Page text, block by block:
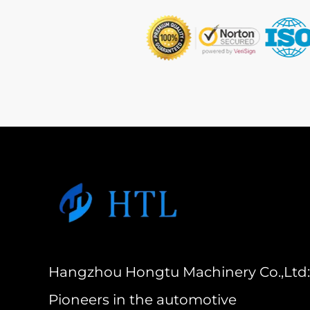
Hangzhou Hongtu Machinery Co.,Ltd:
Pioneers in the automotive